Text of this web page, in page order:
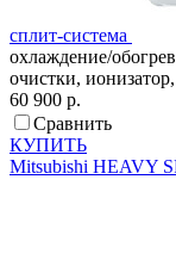
сплит-система
охлаждение/
очистки,
60 900 р.
Сравнить
КУПИТЬ
Mitsubishi HEAVY